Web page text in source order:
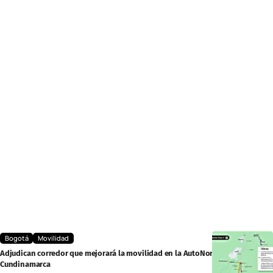
Bogotá
Movilidad
Adjudican corredor que mejorará la movilidad en la AutoNorte y
Cundinamarca